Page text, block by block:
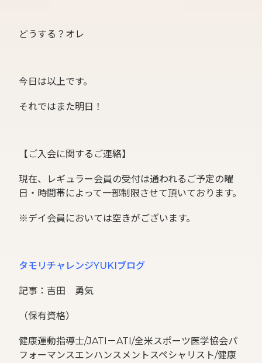
どうする？オレ
今日は以上です。
それではまた明日！
【ご入会に関するご連絡】
現在、レギュラー会員の受付は通われるご予定の曜
日・時間帯によって一部制限させて頂いております。
※デイ会員においては空きがございます。
タモリチャレンジYUKIブログ
記事：吉田 勇気
（保有資格）
健康運動指導士/JATI－ATI/全米スポーツ医学協会パ
フォーマンスエンハンスメントスペシャリスト/健康